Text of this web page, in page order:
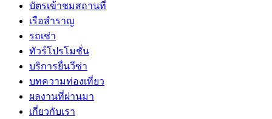
บัตรเข้าชมสถานที่
เรือสำราญ
รถเช่า
ทัวร์โปรโมชั่น
บริการยื่นวีซ่า
บทความท่องเที่ยว
ผลงานที่ผ่านมา
เกี่ยวกับเรา